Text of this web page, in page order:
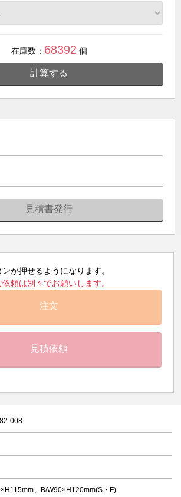
在庫数： 68392 個
計算する
見積書発行
が押せるようになります。
頼は別々でお願いします。
注文
見積依頼
008
、B/W90×H120mm(S・F)